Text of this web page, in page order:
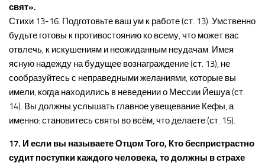
свят».
Стихи 13-16. Подготовьте ваш ум к работе (ст. 13). Умственно
будьте готовы к противостоянию ко всему, что может вас
отвлечь, к искушениям и неожиданным неудачам. Имея
ясную надежду на будущее вознаграждение (ст. 13), не
сообразуйтесь с неправедными желаниями, которые вы
имели, когда находились в неведении о Мессии Йешуа (ст.
14). Вы должны услышать главное увещевание Кефы, а
именно: становитесь святы во всём, что делаете (ст. 15).
17. И если вы называете Отцом Того, Кто беспристрастно
судит поступки каждого человека, то должны в страхе